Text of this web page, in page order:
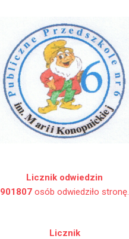
Licznik odwiedzin
901807 osób odwiedziło stronę.
Licznik